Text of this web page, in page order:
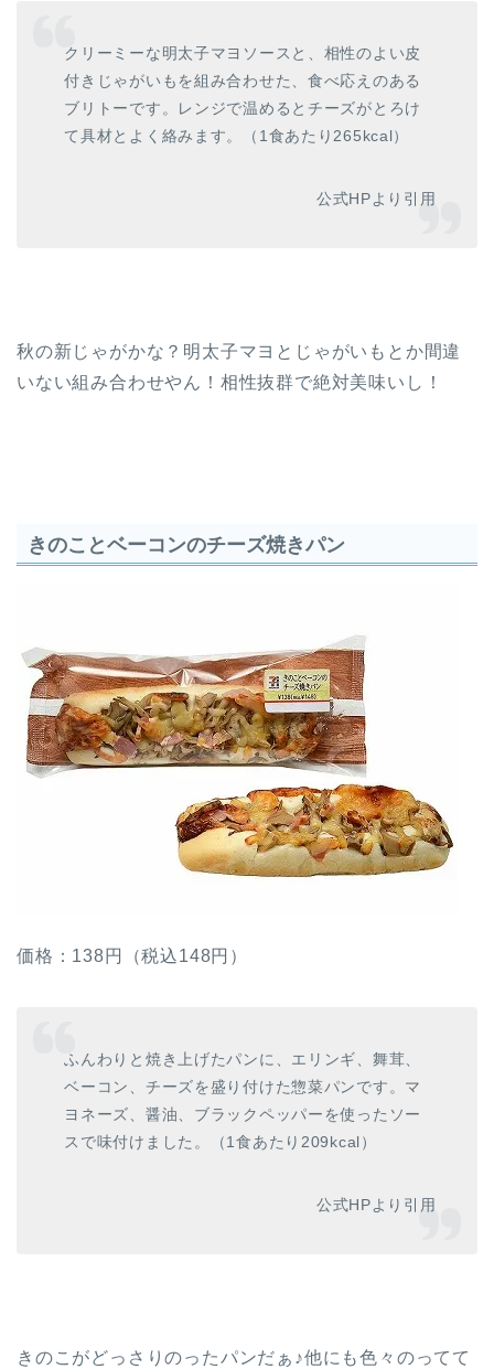
クリーミーな明太子マヨソースと、相性のよい皮
付きじゃがいもを組み合わせた、食べ応えのある
ブリトーです。レンジで温めるとチーズがとろけ
て具材とよく絡みます。（1食あたり265kcal）
公式HPより引用
秋の新じゃがかな？明太子マヨとじゃがいもとか間違
いない組み合わせやん！相性抜群で絶対美味いし！
きのことベーコンのチーズ焼きパン
価格：138円（税込148円）
ふんわりと焼き上げたパンに、エリンギ、舞茸、
ベーコン、チーズを盛り付けた惣菜パンです。マ
ヨネーズ、醤油、ブラックペッパーを使ったソー
スで味付けました。（1食あたり209kcal）
公式HPより引用
きのこがどっさりのったパンだぁ♪他にも色々のってて